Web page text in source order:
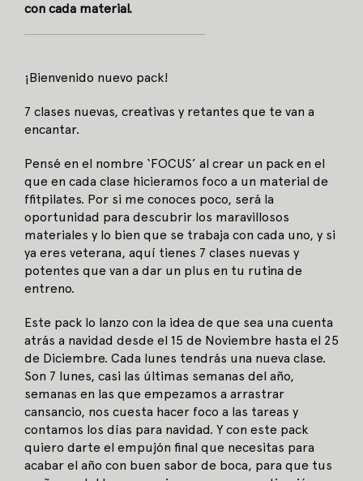
con cada material.
¡Bienvenido nuevo pack!
7 clases nuevas, creativas y retantes que te van a
encantar.
Pensé en el nombre ‘FOCUS’ al crear un pack en el
que en cada clase hicieramos foco a un material de
ffitpilates. Por si me conoces poco, será la
oportunidad para descubrir los maravillosos
materiales y lo bien que se trabaja con cada uno, y si
ya eres veterana, aquí tienes 7 clases nuevas y
potentes que van a dar un plus en tu rutina de
entreno.
Este pack lo lanzo con la idea de que sea una cuenta
atrás a navidad desde el 15 de Noviembre hasta el 25
de Diciembre. Cada lunes tendrás una nueva clase.
Son 7 lunes, casi las últimas semanas del año,
semanas en las que empezamos a arrastrar
cansancio, nos cuesta hacer foco a las tareas y
contamos los días para navidad. Y con este pack
quiero darte el empujón final que necesitas para
acabar el año con buen sabor de boca, para que tus